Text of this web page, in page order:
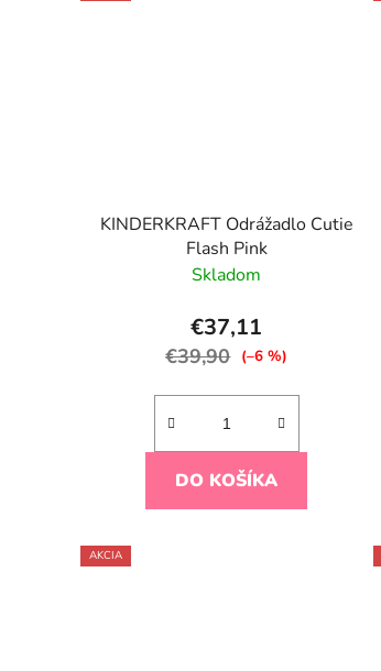
KINDERKRAFT Odrážadlo Cutie
Flash Pink
Skladom
€37,11
€39,90 (–6 %)
DO KOŠÍKA
AKCIA